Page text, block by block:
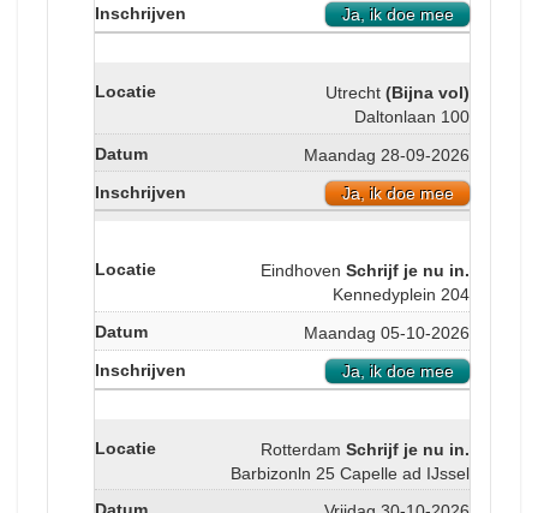
Ja, ik doe mee
Utrecht (Bijna vol)
Daltonlaan 100
Maandag 28-09-2026
Ja, ik doe mee
Eindhoven Schrijf je nu in.
Kennedyplein 204
Maandag 05-10-2026
Ja, ik doe mee
Rotterdam Schrijf je nu in.
Barbizonln 25 Capelle ad IJssel